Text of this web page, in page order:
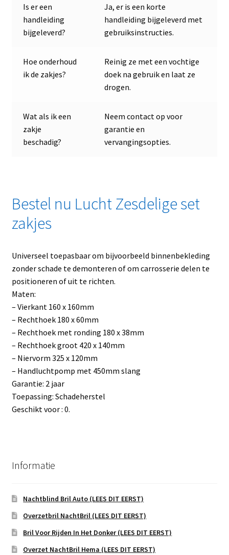
Is er een
handleiding
bijgeleverd?
Ja, er is een korte
handleiding bijgeleverd met
gebruiksinstructies.
Hoe onderhoud
ik de zakjes?
Reinig ze met een vochtige
doek na gebruik en laat ze
drogen.
Wat als ik een
zakje
beschadig?
Neem contact op voor
garantie en
vervangingsopties.
Bestel nu Lucht Zesdelige set
zakjes
Universeel toepasbaar om bijvoorbeeld binnenbekleding
zonder schade te demonteren of om carrosserie delen te
positioneren of uit te richten.
Maten:
– Vierkant 160 x 160mm
– Rechthoek 180 x 60mm
– Rechthoek met ronding 180 x 38mm
– Rechthoek groot 420 x 140mm
– Niervorm 325 x 120mm
– Handluchtpomp met 450mm slang
Garantie: 2 jaar
Toepassing: Schadeherstel
Geschikt voor : 0.
Informatie
Nachtblind Bril Auto (LEES DIT EERST)
Overzetbril NachtBril (LEES DIT EERST)
Bril Voor Rijden In Het Donker (LEES DIT EERST)
Overzet NachtBril Hema (LEES DIT EERST)